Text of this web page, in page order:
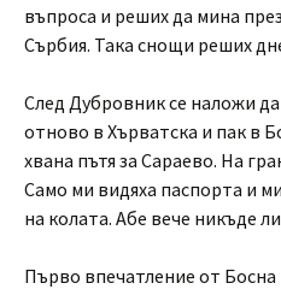
въпроса и реших да мина
Сърбия. Така снощи реших
След Дубровник се наложи
отново в Хърватска и пак в
хвана пътя за Сараево. На
Само ми видяха паспорта и
на колата. Абе вече никъде
Първо впечатление от Босна